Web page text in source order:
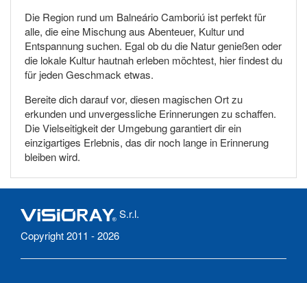
Die Region rund um Balneário Camboriú ist perfekt für
alle, die eine Mischung aus Abenteuer, Kultur und
Entspannung suchen. Egal ob du die Natur genießen oder
die lokale Kultur hautnah erleben möchtest, hier findest du
für jeden Geschmack etwas.
Bereite dich darauf vor, diesen magischen Ort zu
erkunden und unvergessliche Erinnerungen zu schaffen.
Die Vielseitigkeit der Umgebung garantiert dir ein
einzigartiges Erlebnis, das dir noch lange in Erinnerung
bleiben wird.
S.r.l.
Copyright 2011 - 2026